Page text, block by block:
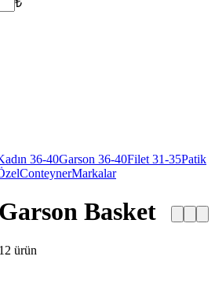
36-40Garson 36-40Filet 31-35Patik
ConteynerMarkalar
Garson Basket
12 ürün